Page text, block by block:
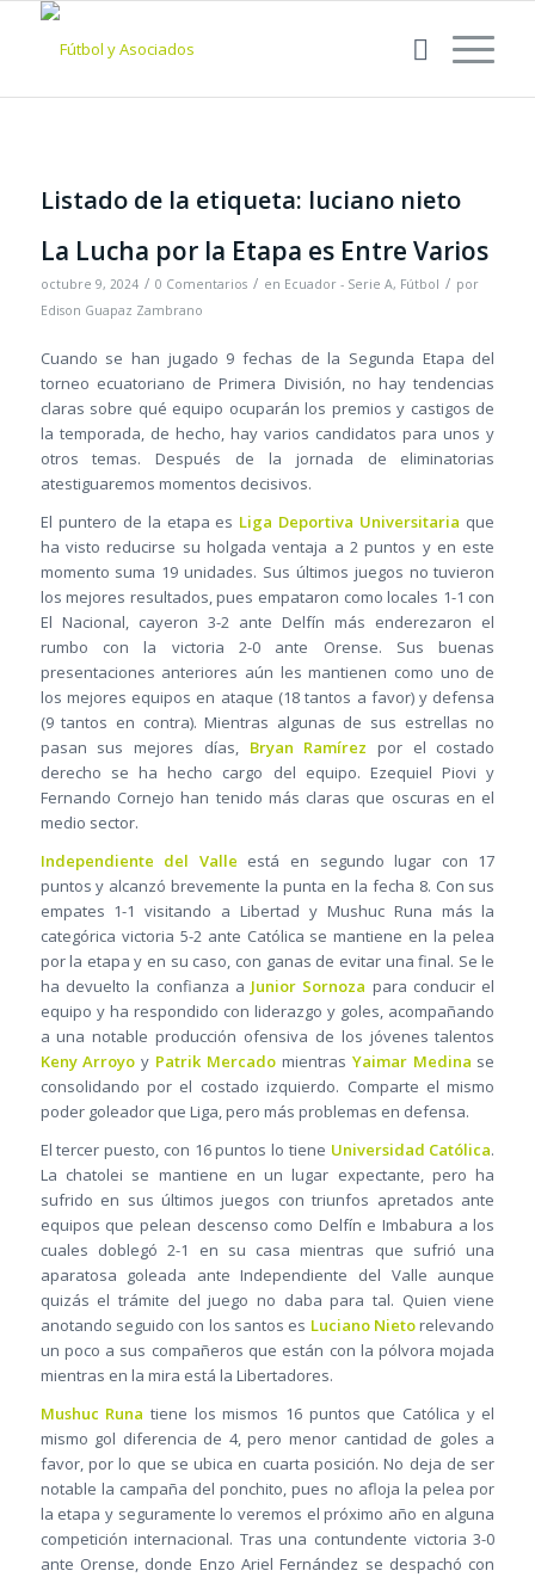
Listado de la etiqueta: luciano nieto
La Lucha por la Etapa es Entre Varios
octubre 9, 2024 / 0 Comentarios / en Ecuador - Serie A, Fútbol / por
Edison Guapaz Zambrano
Cuando se han jugado 9 fechas de la Segunda Etapa del
torneo ecuatoriano de Primera División, no hay tendencias
claras sobre qué equipo ocuparán los premios y castigos de
la temporada, de hecho, hay varios candidatos para unos y
otros temas. Después de la jornada de eliminatorias
atestiguaremos momentos decisivos.
El puntero de la etapa es Liga Deportiva Universitaria que
ha visto reducirse su holgada ventaja a 2 puntos y en este
momento suma 19 unidades. Sus últimos juegos no tuvieron
los mejores resultados, pues empataron como locales 1-1 con
El Nacional, cayeron 3-2 ante Delfín más enderezaron el
rumbo con la victoria 2-0 ante Orense. Sus buenas
presentaciones anteriores aún les mantienen como uno de
los mejores equipos en ataque (18 tantos a favor) y defensa
(9 tantos en contra). Mientras algunas de sus estrellas no
pasan sus mejores días, Bryan Ramírez por el costado
derecho se ha hecho cargo del equipo. Ezequiel Piovi y
Fernando Cornejo han tenido más claras que oscuras en el
medio sector.
Independiente del Valle está en segundo lugar con 17
puntos y alcanzó brevemente la punta en la fecha 8. Con sus
empates 1-1 visitando a Libertad y Mushuc Runa más la
categórica victoria 5-2 ante Católica se mantiene en la pelea
por la etapa y en su caso, con ganas de evitar una final. Se le
ha devuelto la confianza a Junior Sornoza para conducir el
equipo y ha respondido con liderazgo y goles, acompañando
a una notable producción ofensiva de los jóvenes talentos
Keny Arroyo y Patrik Mercado mientras Yaimar Medina se
consolidando por el costado izquierdo. Comparte el mismo
poder goleador que Liga, pero más problemas en defensa.
El tercer puesto, con 16 puntos lo tiene Universidad Católica.
La chatolei se mantiene en un lugar expectante, pero ha
sufrido en sus últimos juegos con triunfos apretados ante
equipos que pelean descenso como Delfín e Imbabura a los
cuales doblegó 2-1 en su casa mientras que sufrió una
aparatosa goleada ante Independiente del Valle aunque
quizás el trámite del juego no daba para tal. Quien viene
anotando seguido con los santos es Luciano Nietorelevando
un poco a sus compañeros que están con la pólvora mojada
mientras en la mira está la Libertadores.
Mushuc Runa tiene los mismos 16 puntos que Católica y el
mismo gol diferencia de 4, pero menor cantidad de goles a
favor, por lo que se ubica en cuarta posición. No deja de ser
notable la campaña del ponchito, pues no afloja la pelea por
la etapa y seguramente lo veremos el próximo año en alguna
competición internacional. Tras una contundente victoria 3-0
ante Orense, donde Enzo Ariel Fernández se despachó con